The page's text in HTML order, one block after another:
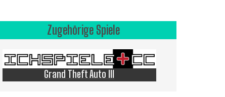
Zugehörige Spiele
Grand Theft Auto III